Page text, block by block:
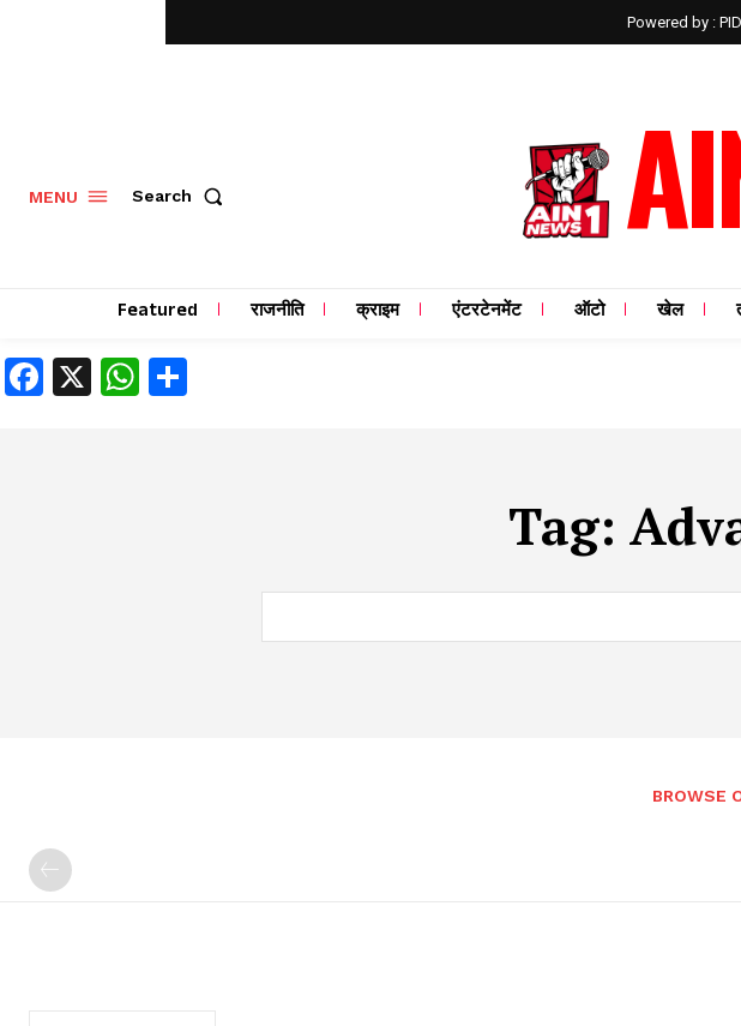
Powered by :
MENU Search
Featured राजनीति क्राइम एंटरटेनमेंट ऑटो खेल
Facebook
X WhatsApp
Tag:
BROWSE